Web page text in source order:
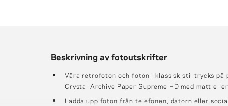
Beskrivning av fotoutskrifter
Våra retrofoton och foton i klassisk stil trycks på
Crystal Archive Paper Supreme HD med matt eller
Ladda upp foton från telefonen, datorn eller